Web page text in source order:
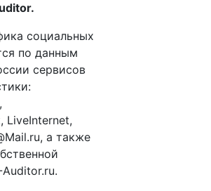
социальных
по данным
сервисов
LiveInternet,
а также